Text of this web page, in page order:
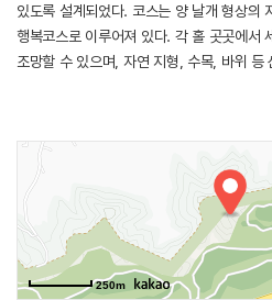
있도록 설계되었다. 코스는 양 날개 형상의
행복코스로 이루어져 있다. 각 홀 곳곳에서
조망할 수 있으며, 자연 지형, 수목, 바위 등
250m